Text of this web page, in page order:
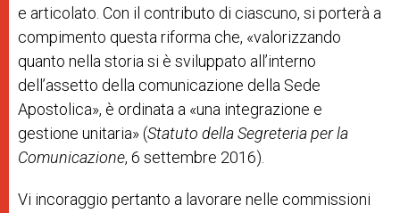
e articolato. Con il contributo di ciascuno, si porterà a
compimento questa riforma che, «valorizzando
quanto nella storia si è sviluppato all’interno
dell’assetto della comunicazione della Sede
Apostolica», è ordinata a «una integrazione e
gestione unitaria» (Statuto della Segreteria per la
Comunicazione, 6 settembre 2016).
Vi incoraggio pertanto a lavorare nelle commissioni